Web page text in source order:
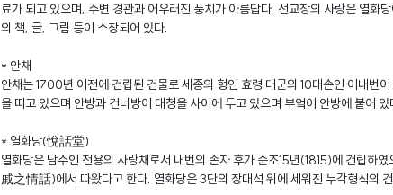
료가 되고 있으며, 주변 경관과 어우러진 풍치가 아름답다. 선교장의 사랑은 열화
의 책, 글, 그림 등이 소장되어 있다.
* 안채
안채는 1700년 이전에 건립된 건물로 세종의 형인 효령 대군의 10대손인 이내번
을 띠고 있으며 안방과 건너방이 대청을 사이에 두고 있으며 부엌이 안방에 붙어 있
* 열화당(悅話堂)
열화당은 남주인 전용의 사랑채로서 내번의 손자 후가 순조15년(1815)에 건립하
戚之情話)에서 따왔다고 한다. 열화당은 3단의 장대석 위에 세워진 누각형식의